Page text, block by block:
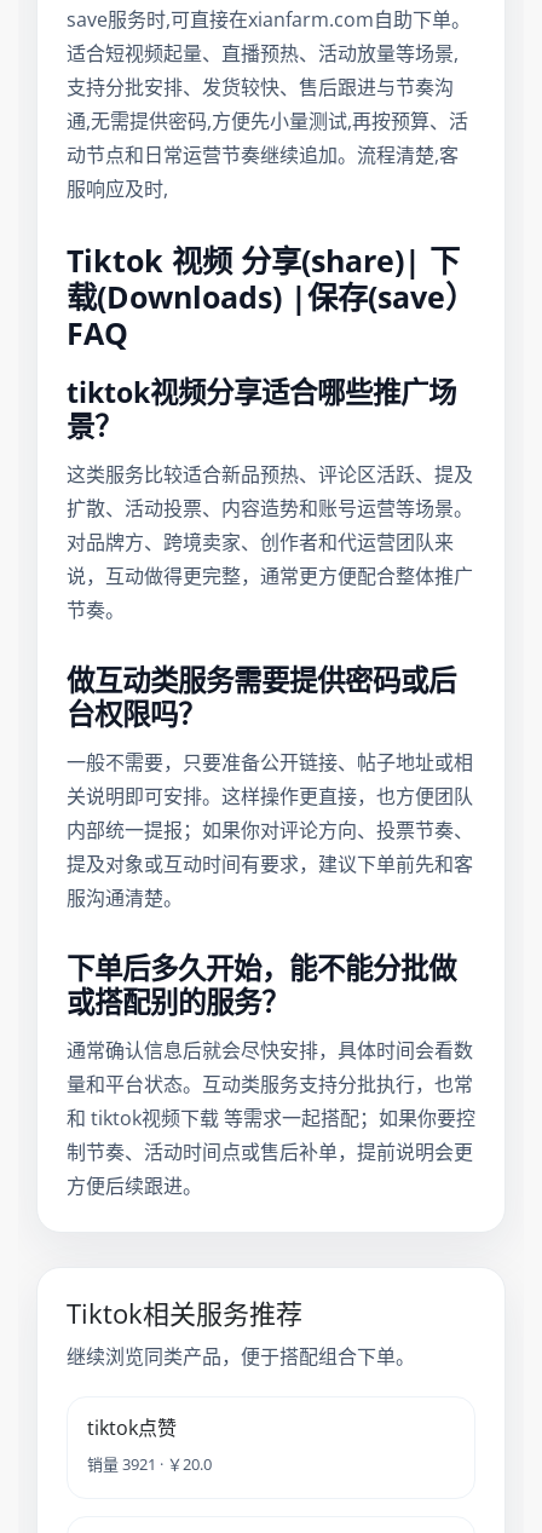
save服务时,可直接在xianfarm.com自助下单。
适合短视频起量、直播预热、活动放量等场景,
支持分批安排、发货较快、售后跟进与节奏沟
通,无需提供密码,方便先小量测试,再按预算、活
动节点和日常运营节奏继续追加。流程清楚,客
服响应及时,
Tiktok 视频 分享(share)| 下
载(Downloads) |保存(save）
FAQ
tiktok视频分享适合哪些推广场
景？
这类服务比较适合新品预热、评论区活跃、提及
扩散、活动投票、内容造势和账号运营等场景。
对品牌方、跨境卖家、创作者和代运营团队来
说，互动做得更完整，通常更方便配合整体推广
节奏。
做互动类服务需要提供密码或后
台权限吗？
一般不需要，只要准备公开链接、帖子地址或相
关说明即可安排。这样操作更直接，也方便团队
内部统一提报；如果你对评论方向、投票节奏、
提及对象或互动时间有要求，建议下单前先和客
服沟通清楚。
下单后多久开始，能不能分批做
或搭配别的服务？
通常确认信息后就会尽快安排，具体时间会看数
量和平台状态。互动类服务支持分批执行，也常
和 tiktok视频下载 等需求一起搭配；如果你要控
制节奏、活动时间点或售后补单，提前说明会更
方便后续跟进。
Tiktok相关服务推荐
继续浏览同类产品，便于搭配组合下单。
tiktok点赞
销量 3921 · ￥20.0